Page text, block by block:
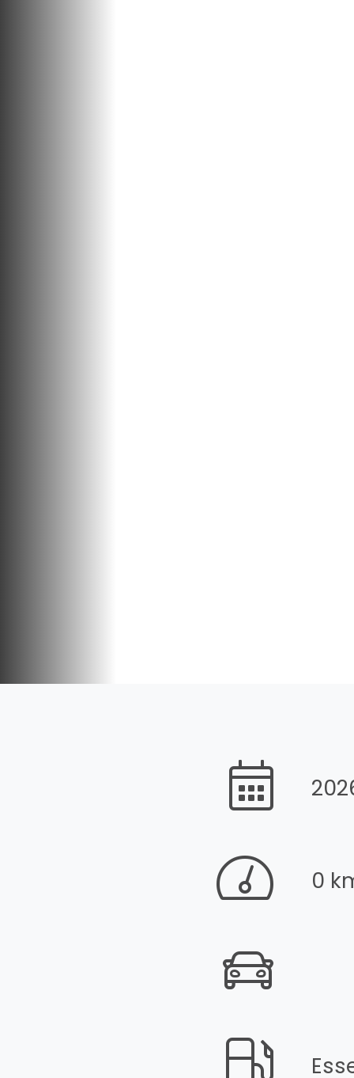
0